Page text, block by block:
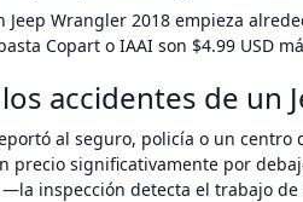
Wrangler 2018 empieza
Copart o IAAI son $4.99 USD
accidentes de un
al seguro, policía o un centro
precio significativamente por
inspección detecta el trabajo